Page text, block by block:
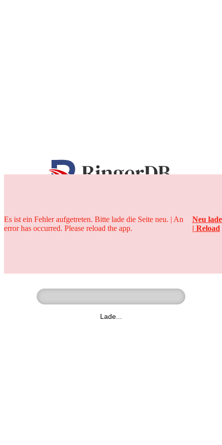
25 Jahre
Lade...
Es ist ein Fehler aufgetreten. Bitte lade die Seite neu. | An
error has occurred. Please reload the app.
Neu
| Reload